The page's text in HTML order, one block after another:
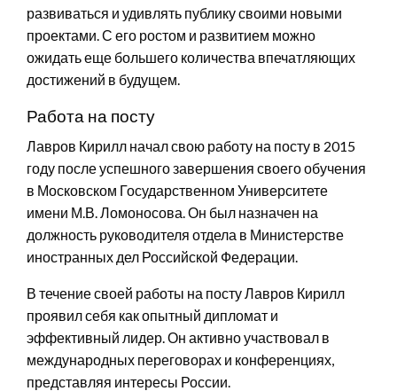
развиваться и удивлять публику своими новыми
проектами. С его ростом и развитием можно
ожидать еще большего количества впечатляющих
достижений в будущем.
Работа на посту
Лавров Кирилл начал свою работу на посту в 2015
году после успешного завершения своего обучения
в Московском Государственном Университете
имени М.В. Ломоносова. Он был назначен на
должность руководителя отдела в Министерстве
иностранных дел Российской Федерации.
В течение своей работы на посту Лавров Кирилл
проявил себя как опытный дипломат и
эффективный лидер. Он активно участвовал в
международных переговорах и конференциях,
представляя интересы России.